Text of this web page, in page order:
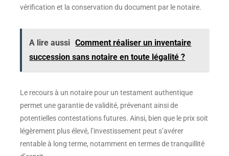
vérification et la conservation du document par le notaire.
A lire aussi Comment réaliser un inventaire
succession sans notaire en toute légalité ?
Le recours à un notaire pour un testament authentique
permet une garantie de validité, prévenant ainsi de
potentielles contestations futures. Ainsi, bien que le prix soit
légèrement plus élevé, l’investissement peut s’avérer
rentable à long terme, notamment en termes de tranquillité